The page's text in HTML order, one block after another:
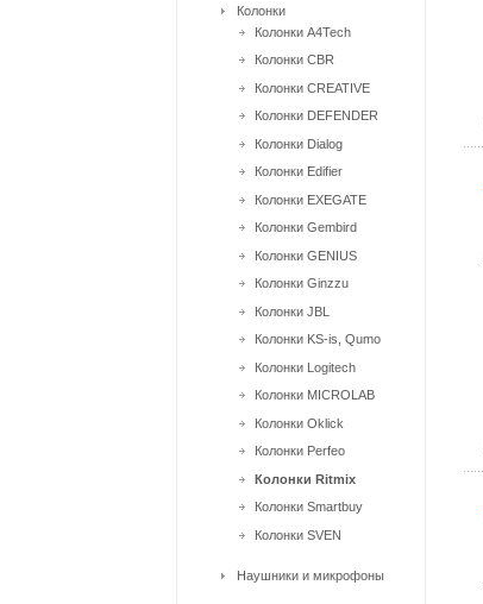
Колонки
Колонки A4Tech
Колонки CBR
Колонки CREATIVE
Колонки DEFENDER
Колонки Dialog
Колонки Edifier
Колонки EXEGATE
Колонки Gembird
Колонки GENIUS
Колонки Ginzzu
Колонки JBL
Колонки KS-is, Qumo
Колонки Logitech
Колонки MICROLAB
Колонки Oklick
Колонки Perfeo
Колонки Ritmix
Колонки Smartbuy
Колонки SVEN
Наушники и микрофоны